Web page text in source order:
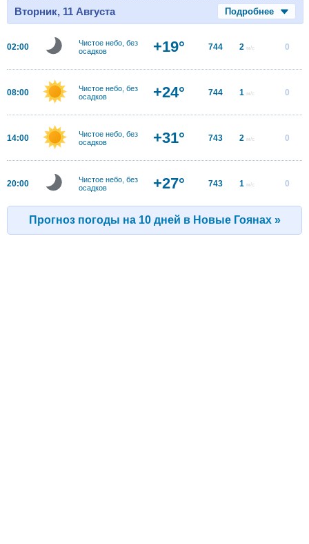
Вторник, 11 Августа Подробнее
02:00
Чистое небо, без
осадков
+19° 744 2 м/с 0
08:00
Чистое небо, без
осадков
+24° 744 1 м/с 0
14:00
Чистое небо, без
осадков
+31° 743 2 м/с 0
20:00
Чистое небо, без
осадков
+27° 743 1 м/с 0
Прогноз погоды на 10 дней в Новые Гоянах »